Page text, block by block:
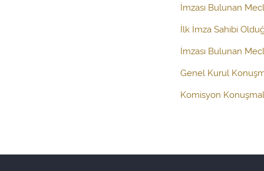
İmzası Bulunan
İlk İmza Sahibi
İmzası Bulunan
Genel Kurul
Komisyon